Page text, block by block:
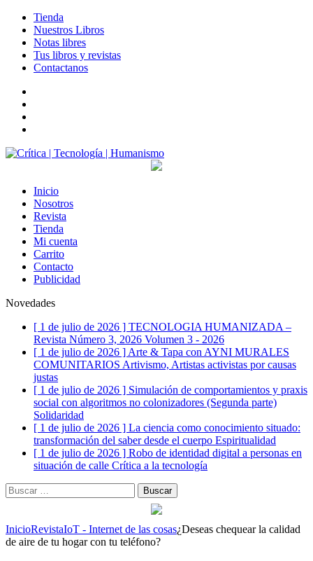
Tienda
Nuestros Libros
Notas libres
Tus libros y revistas
Contactanos
Inicio
Nosotros
Revista
Tienda
Mi cuenta
Carrito
Contacto
Publicidad
Novedades
[ 1 de julio de 2026 ] TECNOLOGIA HUMANIZADA –
Revista Número 3, 2026 Volumen 3 - 2026
[ 1 de julio de 2026 ] Arte & Tapa con AYNI MURALES
COMUNITARIOS Artivismo, Artistas activistas por causas
justas
[ 1 de julio de 2026 ] Simulación de comportamientos y praxis
social con algoritmos no colonizadores (Segunda parte)
Solidaridad
[ 1 de julio de 2026 ] La ciencia como conocimiento situado:
transformación del saber desde el cuerpo Espiritualidad
[ 1 de julio de 2026 ] Robo de identidad digital a personas en
situación de calle Crítica a la tecnología
Buscar:
InicioRevistaIoT - Internet de las cosas¿Deseas chequear la calidad
de aire de tu hogar con tu teléfono?